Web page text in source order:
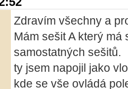
Zdravím všechny a
Mám sešit A který
samostatných sešitů.
ty jsem napojil jako
kde se vše ovládá